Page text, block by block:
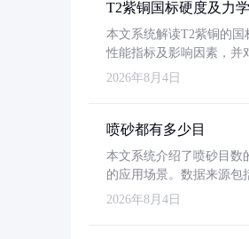
T2紫铜国标硬度及力
本文系统解读T2紫铜的国
性能指标及影响因素，并
2026年8月4日
喷砂都有多少目
本文系统介绍了喷砂目数
的应用场景。数据来源包
2026年8月4日